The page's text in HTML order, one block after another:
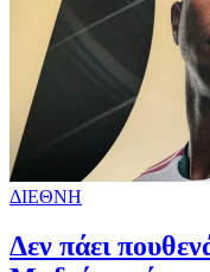
ΔΙΕΘΝΗ
Δεν πάει